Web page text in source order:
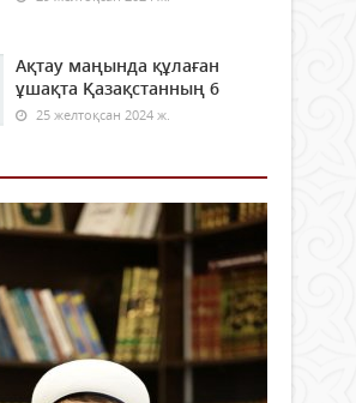
Ақтау маңында құлаған
ұшақта Қазақстанның 6
25 желтоқсан 2024 ж.